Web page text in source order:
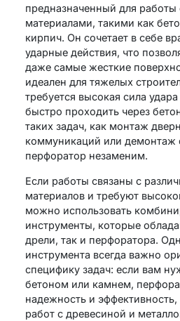
предназначенный для
материалами, такими как
кирпич. Он сочетает в себе
ударные действия, что
даже самые жесткие
идеален для тяжелых
требуется высокая сила
быстро проходить через
таких задач, как монтаж
коммуникаций или демонтаж
перфоратор незаменим.
Если работы связаны с
материалов и требуют
можно использовать
инструменты, которые
дрели, так и перфоратора.
инструмента всегда важно
специфику задач: если вам
бетоном или камнем,
надежность и эффективность,
работ с древесиной и